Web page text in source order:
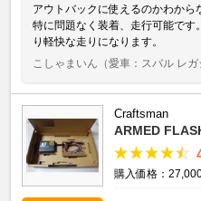
アウトバックに使えるのかわから
特に問題なく装着、走行可能です
り軽快な走りになります。
こしゃまいん （愛車：スバル レ
Craftsman
ARMED
購入価格：